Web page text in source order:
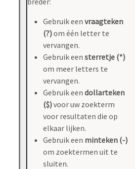
Gebruik een vraagteken
(?)om één letter te
vervangen.
Gebruik een sterretje (*)
om meer letters te
vervangen.
Gebruik een dollarteken
($)voor uw zoekterm
voor resultaten die op
elkaar lijken.
Gebruik een minteken (-)
om zoektermen uit te
sluiten.